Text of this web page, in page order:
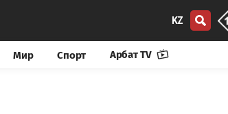
KZ
Мир Спорт Арбат TV